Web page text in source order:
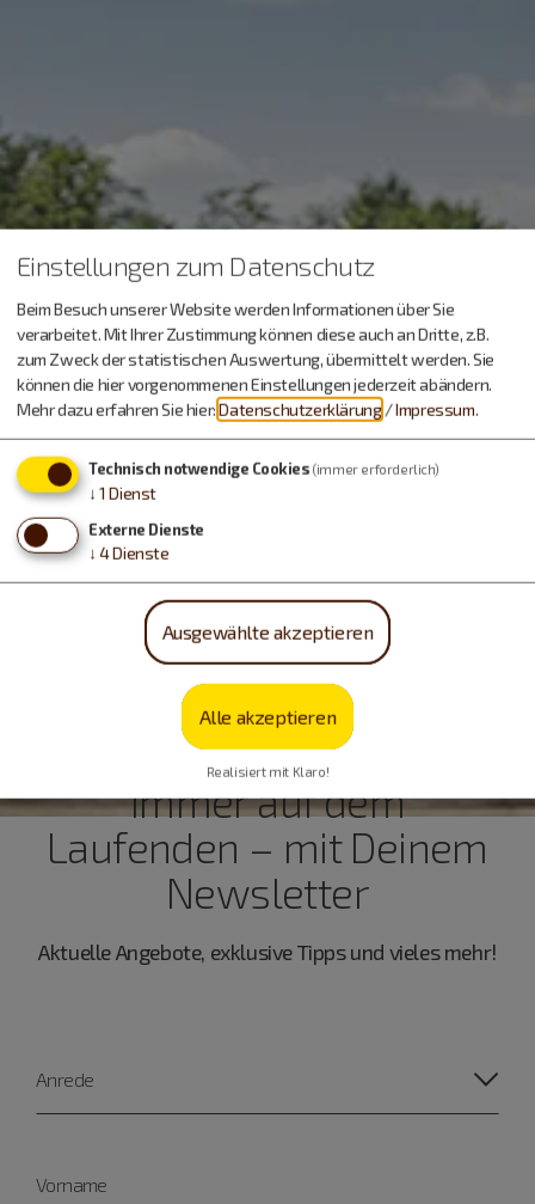
Immer auf dem
Laufenden – mit Deinem
Newsletter
Aktuelle Angebote, exklusive Tipps und vieles mehr!
Anrede
Vorname
Einstellungen zum Datenschutz
Beim Besuch unserer Website werden Informationen über Sie
verarbeitet. Mit Ihrer Zustimmung können diese auch an Dritte, z.B.
zum Zweck der statistischen Auswertung, übermittelt werden. Sie
können die hier vorgenommenen Einstellungen jederzeit abändern.
Mehr dazu erfahren Sie hier:Datenschutzerklärung /Impressum.
Technisch notwendige Cookies (immer erforderlich)
↓ 1 Dienst
Externe Dienste
↓ 4Dienste
Ausgewählte akzeptieren
Alle akzeptieren
Realisiert mit Klaro!